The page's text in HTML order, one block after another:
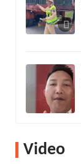
Video